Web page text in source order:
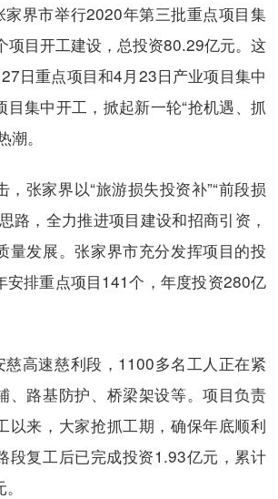
界市举行2020年第三批重点项目集
项目开工建设，总投资80.29亿元。这
日重点项目和4月23日产业项目集中
目集中开工，掀起新一轮“抢机遇、抓
。
张家界以“旅游损失投资补”“前段损
路，全力推进项目建设和招商引资，
量发展。张家界市充分发挥项目的投
安排重点项目141个，年度投资280亿
高速慈利段，1100多名工人正在紧
、路基防护、桥梁架设等。项目负责
以来，大家抢抓工期，确保年底顺利
段复工后已完成投资1.93亿元，累计